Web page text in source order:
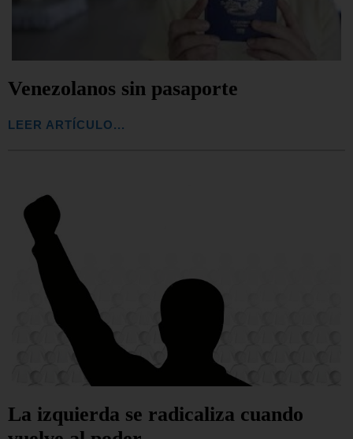
Venezolanos sin pasaporte
LEER ARTÍCULO...
La izquierda se radicaliza cuando